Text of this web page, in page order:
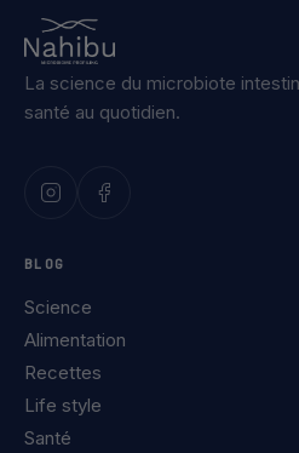
La science du microbiote
santé au quotidien.
BLOG
Science
Alimentation
Recettes
Life style
Santé